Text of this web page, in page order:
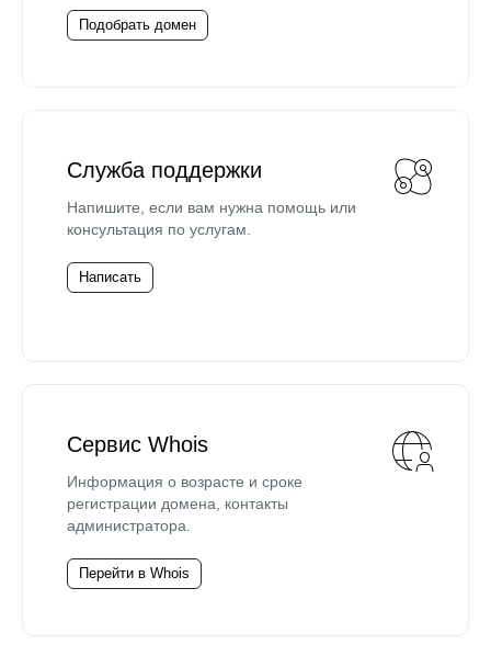
Подобрать домен
Служба поддержки
Напишите, если вам нужна помощь или
консультация по услугам.
Написать
Сервис Whois
Информация о возрасте и сроке
регистрации домена, контакты
администратора.
Перейти в Whois